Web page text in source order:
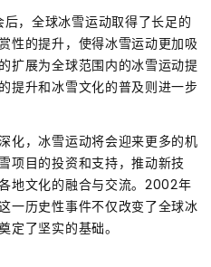
，全球冰雪运动取得了长足的
性的提升，使得冰雪运动更加吸
扩展为全球范围内的冰雪运动提
提升和冰雪文化的普及则进一步
化，冰雪运动将会迎来更多的机
项目的投资和支持，推动新技
地文化的融合与交流。2002年
一历史性事件不仅改变了全球冰
定了坚实的基础。